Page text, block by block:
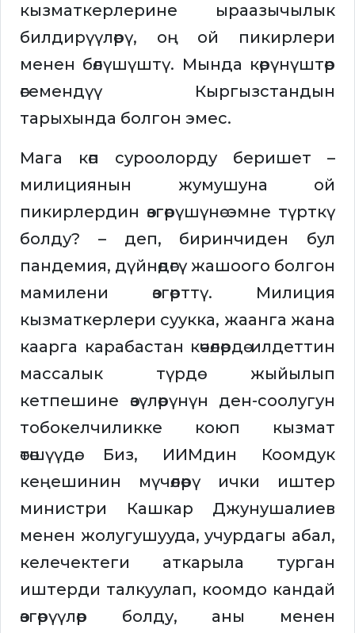
кызматкерлерине ыраазычылык
билдирүүлөрү, оң ой пикирлери
менен бөлүшүштү. Мында көрүнүштөр
өгемендүү Кыргызстандын
тарыхында болгон эмес.
Мага көп суроолорду беришет –
милициянын жумушуна ой
пикирлердин өзгөрүшүнө эмне түрткү
болду? – деп, биринчиден бул
пандемия, дүйнөдөгү жашоого болгон
мамилени өзгөрттү. Милиция
кызматкерлери суукка, жаанга жана
каарга карабастан көчөлөрдө илдеттин
массалык түрдө жыйылып
кетпешине өзүлөрүнүн ден-соолугун
тобокелчиликке коюп кызмат
өтөшүүдө. Биз, ИИМдин Коомдук
кеңешинин мүчөлөрү ички иштер
министри Кашкар Джунушалиев
менен жолугушууда, учурдагы абал,
келечектеги аткарыла турган
иштерди талкуулап, коомдо кандай
өзгөрүүлөр болду, аны менен